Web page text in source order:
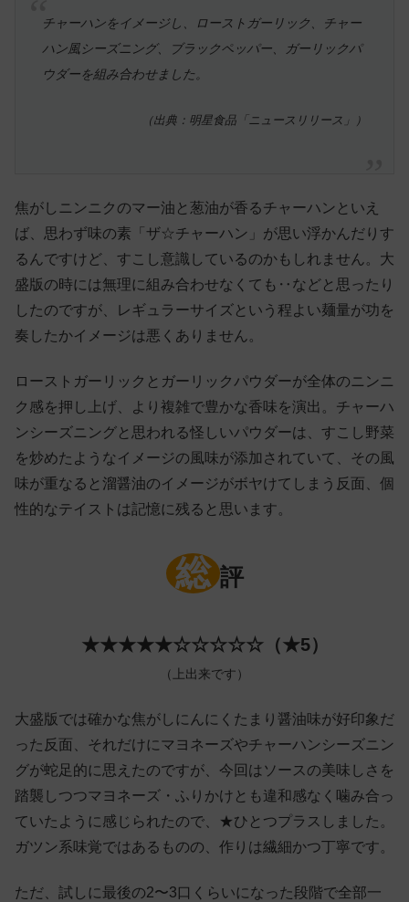
チャーハンをイメージし、ローストガーリック、チャー
ハン風シーズニング、ブラックペッパー、ガーリックパ
ウダーを組み合わせました。
（出典：明星食品「ニュースリリース」）
焦がしニンニクのマー油と葱油が香るチャーハンといえ
ば、思わず味の素「ザ☆チャーハン」が思い浮かんだりす
るんですけど、すこし意識しているのかもしれません。大
盛版の時には無理に組み合わせなくても‥などと思ったり
したのですが、レギュラーサイズという程よい麺量が功を
奏したかイメージは悪くありません。
ローストガーリックとガーリックパウダーが全体のニンニ
ク感を押し上げ、より複雑で豊かな香味を演出。チャーハ
ンシーズニングと思われる怪しいパウダーは、すこし野菜
を炒めたようなイメージの風味が添加されていて、その風
味が重なると溜醤油のイメージがボヤけてしまう反面、個
性的なテイストは記憶に残ると思います。
総 評
★★★★★☆☆☆☆☆（★5）
（上出来です）
大盛版では確かな焦がしにんにくたまり醤油味が好印象だ
った反面、それだけにマヨネーズやチャーハンシーズニン
グが蛇足的に思えたのですが、今回はソースの美味しさを
踏襲しつつマヨネーズ・ふりかけとも違和感なく噛み合っ
ていたように感じられたので、★ひとつプラスしました。
ガツン系味覚ではあるものの、作りは繊細かつ丁寧です。
ただ、試しに最後の2〜3口くらいになった段階で全部一